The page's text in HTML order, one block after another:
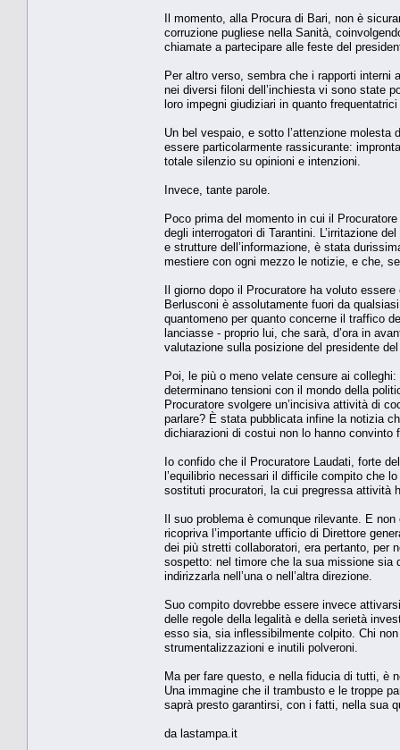
Il momento, alla Procura di Bari, non è
corruzione pugliese nella Sanità,
chiamate a partecipare alle feste del
Per altro verso, sembra che i rapporti interni
nei diversi filoni dell’inchiesta vi sono state
loro impegni giudiziari in quanto
Un bel vespaio, e sotto l’attenzione molesta
essere particolarmente rassicurante:
totale silenzio su opinioni e intenzioni.
Invece, tante parole.
Poco prima del momento in cui il
degli interrogatori di Tarantini. L’irritazione
e strutture dell’informazione, è stata
mestiere con ogni mezzo le notizie, e che,
Il giorno dopo il Procuratore ha voluto
Berlusconi è assolutamente fuori da
quantomeno per quanto concerne il traffico
lanciasse - proprio lui, che sarà, d’ora in
valutazione sulla posizione del presidente
Poi, le più o meno velate censure ai
determinano tensioni con il mondo della
Procuratore svolgere un’incisiva attività di
parlare? È stata pubblicata infine la notizia
dichiarazioni di costui non lo hanno
Io confido che il Procuratore Laudati, forte
l’equilibrio necessari il difficile compito che
sostituti procuratori, la cui pregressa attività
Il suo problema è comunque rilevante. E
ricopriva l’importante ufficio di Direttore
dei più stretti collaboratori, era pertanto, per
sospetto: nel timore che la sua missione sia
indirizzarla nell’una o nell’altra direzione.
Suo compito dovrebbe essere invece
delle regole della legalità e della serietà
esso sia, sia inflessibilmente colpito. Chi
strumentalizzazioni e inutili polveroni.
Ma per fare questo, e nella fiducia di tutti, è
Una immagine che il trambusto e le troppe
saprà presto garantirsi, con i fatti, nella sua
da lastampa.it